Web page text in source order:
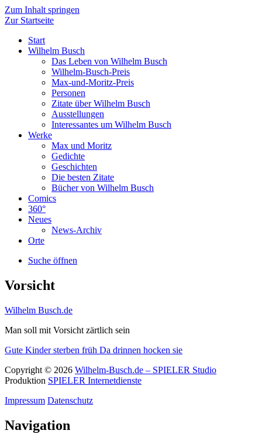
Zum Inhalt springen
Zur Startseite
Start
Wilhelm Busch
Das Leben von Wilhelm Busch
Wilhelm-Busch-Preis
Max-und-Moritz-Preis
Personen
Zitate über Wilhelm Busch
Ausstellungen
Interessantes um Wilhelm Busch
Werke
Max und Moritz
Gedichte
Geschichten
Die besten Zitate
Bücher von Wilhelm Busch
Comics
360°
Neues
News-Archiv
Orte
Suche öffnen
Vorsicht
Wilhelm Busch.de
Man soll mit Vorsicht zärtlich sein
Gute Kinder sterben früh Da drinnen hocken sie
Copyright © 2026 Wilhelm-Busch.de – SPIELER Studio
Produktion SPIELER Internetdienste
Impressum Datenschutz
Navigation